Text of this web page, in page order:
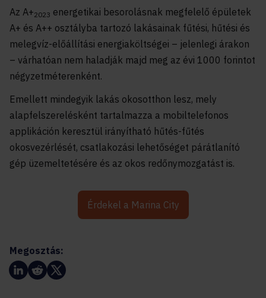
Az A+2023 energetikai besorolásnak megfelelő épületek
A+ és A++ osztályba tartozó lakásainak fűtési, hűtési és
melegvíz-előállítási energiaköltségei – jelenlegi árakon
– várhatóan nem haladják majd meg az évi 1000 forintot
négyzetméterenként.
Emellett mindegyik lakás okosotthon lesz, mely
alapfelszerelésként tartalmazza a mobiltelefonos
applikáción keresztül irányítható hűtés-fűtés
okosvezérlését, csatlakozási lehetőséget párátlanító
gép üzemeltetésére és az okos redőnymozgatást is.
Érdekel a Marina City
Megosztás: